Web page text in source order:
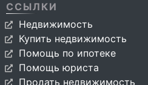
ССЫЛКИ
Недвижимость
Купить недвижимость
Помощь по ипотеке
Помощь юриста
Продать недвижимость